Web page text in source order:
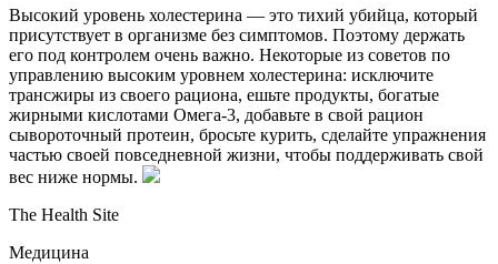
Высокий уровень холестерина — это тихий убийца, который
присутствует в организме без симптомов. Поэтому держать
его под контролем очень важно. Некоторые из советов по
управлению высоким уровнем холестерина: исключите
трансжиры из своего рациона, ешьте продукты, богатые
жирными кислотами Омега-3, добавьте в свой рацион
сывороточный протеин, бросьте курить, сделайте упражнения
частью своей повседневной жизни, чтобы поддерживать свой
вес ниже нормы.
The Health Site
Медицина